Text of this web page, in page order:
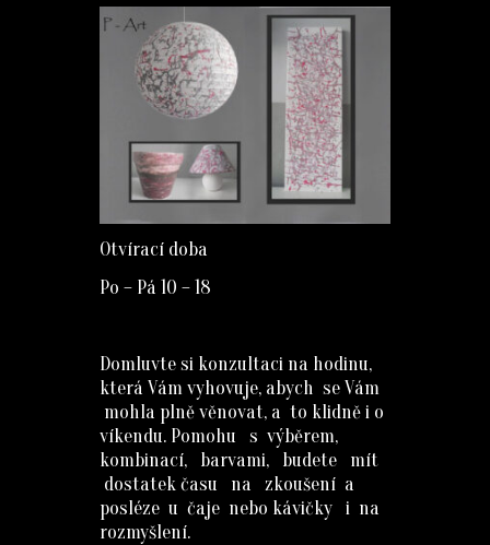
Otvírací doba
Po – Pá 10 – 18
Domluvte si konzultaci na hodinu,
která Vám vyhovuje, abych se Vám
mohla plně věnovat, a to klidně i o
víkendu. Pomohu s výběrem,
kombinací, barvami, budete mít
dostatek času na zkoušení a
posléze u čaje nebo kávičky i na
rozmyšlení.